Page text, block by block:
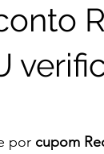
por cupom